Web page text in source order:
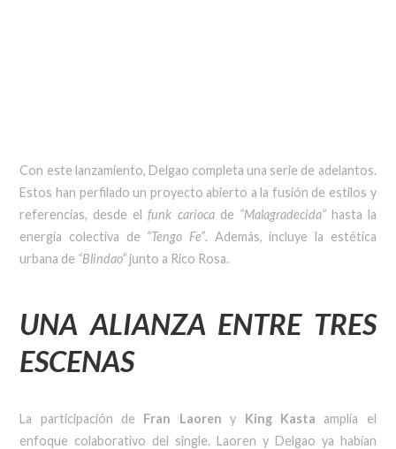
Con este lanzamiento, Delgao completa una serie de adelantos.
Estos han perfilado un proyecto abierto a la fusión de estilos y
referencias, desde elfunk cariocade “Malagradecida”hasta la
energía colectiva de “Tengo Fe”. Además, incluye la estética
urbana de “Blindao” junto a Rico Rosa.
UNA ALIANZA ENTRE TRES
ESCENAS
La participación de Fran Laoren y King Kasta amplía el
enfoque colaborativo del single. Laoren y Delgao ya habían